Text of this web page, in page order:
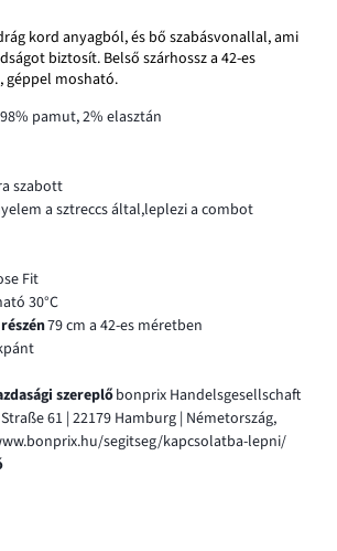
kord anyagból, és bő szabásvonallal, ami
biztosít. Belső szárhossz a 42-es
géppel mosható.
pamut, 2% elasztán
szabott
a sztreccs által,leplezi a combot
Fit
30°C
79 cm a 42-es méretben
szereplőbonprix Handelsgesellschaft
61 | 22179 Hamburg | Németország,
segitseg/kapcsolatba-lepni/